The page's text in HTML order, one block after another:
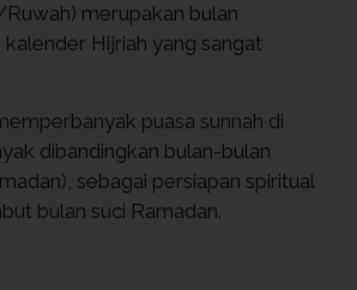
merupakan bulan
Hijriah yang sangat
puasa sunnah di
dibandingkan bulan-bulan
sebagai persiapan spiritual
bulan suci Ramadan.